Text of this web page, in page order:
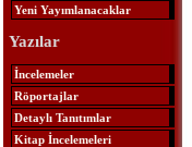
Yeni Yayımlanacaklar
Yazılar
İncelemeler
Röportajlar
Detaylı Tanıtımlar
Kitap İncelemeleri